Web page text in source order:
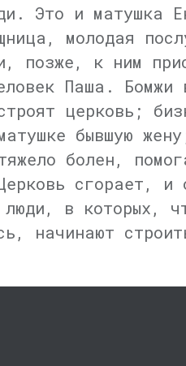
Это и матушка
молодая
позже, к ним
Паша. Бомжи
церковь;
бывшую
болен,
сгорает, и
люди, в которых,
начинают